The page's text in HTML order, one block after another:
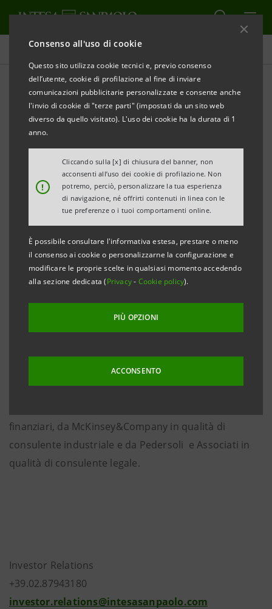
Consenso all'uso di cookie
Questo sito utilizza cookie tecnici e, previo consenso
dell’utente, cookie di profilazione al fine di inviare
comunicazioni pubblicitarie personalizzate e consente anche
l'invio di cookie di "terze parti" (impostati da un sito web
diverso da quello visitato). L'uso dei cookie ha la durata di 1
anno.
!
Cliccando sulla [x] di chiusura del banner, non
acconsenti all’uso dei cookie di profilazione. Non
potremo, perciò, personalizzare la tua esperienza
di navigazione, né offrirti contenuti in linea con le
tue preferenze o i tuoi comportamenti online.
È possibile consultare l'informativa estesa, prestare o meno
il consenso ai cookie o personalizzarne la configurazione e
modificare le proprie scelte in qualsiasi momento accedendo
alla sezione dedicata (Privacy- Cookie policy).
PIÙ OPZIONI
ACCONSENTO
Comunicati stampa
STAMPA AGGIORNA
INTESA SANPAOLO PERFEZIONA LA CESSIONE
DELL’ATTIVITA’ DISECURITIES SERVICESA STATE
Torino, Milano, 17 maggio 2010– In data odierna,
ottenute le necessarie autorizzazioni, Intesa Sanpaolo
ha perfezionato la cessione del ramo di attività di
securities services
corrispettivo di circa 1.750 milioni di euro, di cui circa
1.280 milioni relativi al solo avviamento, che si
traduce per il Gruppo Intesa Sanpaolo in una
plusvalenza lorda di circa 740 milioni di euro e in un
Intesa Sanpaolo è stata assistita nell'operazione da
finanziari, da McKinsey&Company in qualità di
consulente industriale e da Pedersoli e Associati in
qualità di consulente legale.
Investor Relations
+39.02.87943180
investor.relations@intesasanpaolo.com